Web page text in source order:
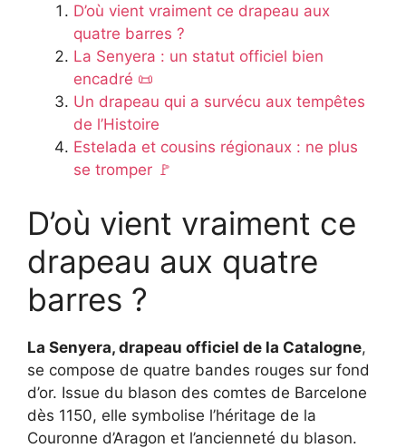
D’où vient vraiment ce drapeau aux
quatre barres ?
La Senyera : un statut officiel bien
encadré 📜
Un drapeau qui a survécu aux tempêtes
de l’Histoire
Estelada et cousins régionaux : ne plus
se tromper 🚩
D’où vient vraiment ce
drapeau aux quatre
barres ?
La Senyera, drapeau officiel de la Catalogne,
se compose de quatre bandes rouges sur fond
d’or. Issue du blason des comtes de Barcelone
dès 1150, elle symbolise l’héritage de la
Couronne d’Aragon et l’ancienneté du blason.